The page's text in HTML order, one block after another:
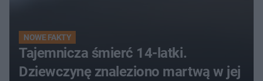
NOWE FAKTY
Tajemnicza śmierć 14-latki.
Dziewczynę znaleziono martwą w jej